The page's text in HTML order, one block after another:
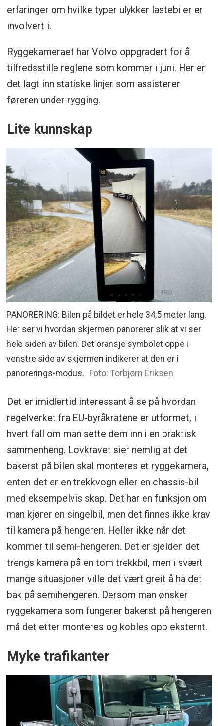
erfaringer om hvilke typer ulykker lastebiler er
involvert i.
Ryggekameraet har Volvo oppgradert for å
tilfredsstille reglene som kommer i juni. Her er
det lagt inn statiske linjer som assisterer
føreren under rygging.
Lite kunnskap
PANORERING: Bilen på bildet er hele 34,5 meter lang.
Her ser vi hvordan skjermen panorerer slik at vi ser
hele siden av bilen. Det oransje symbolet oppe i
venstre side av skjermen indikerer at den er i
panorerings-modus. Foto: Torbjørn Eriksen
Det er imidlertid interessant å se på hvordan
regelverket fra EU-byråkratene er utformet, i
hvert fall om man sette dem inn i en praktisk
sammenheng. Lovkravet sier nemlig at det
bakerst på bilen skal monteres et ryggekamera,
enten det er en trekkvogn eller en chassis-bil
med eksempelvis skap. Det har en funksjon om
man kjører en singelbil, men det finnes ikke krav
til kamera på hengeren. Heller ikke når det
kommer til semi-hengeren. Det er sjelden det
trengs kamera på en tom trekkbil, men i svært
mange situasjoner ville det vært greit å ha det
bak på semihengeren. Dersom man ønsker
ryggekamera som fungerer bakerst på hengeren
må det etter monteres og kobles opp eksternt.
Myke trafikanter